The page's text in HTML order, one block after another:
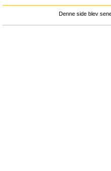
Denne side blev